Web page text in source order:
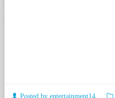
Posted by entertainment14